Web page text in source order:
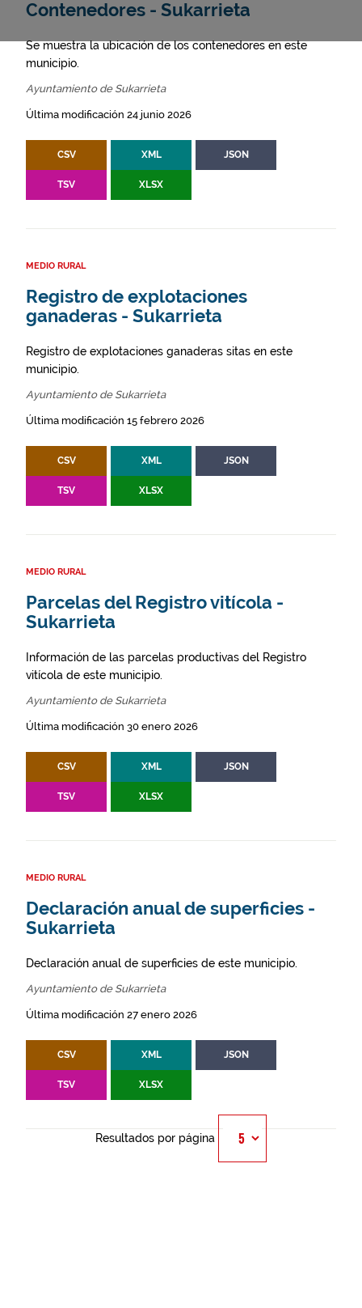
Contenedores - Sukarrieta
Se muestra la ubicación de los contenedores en este
municipio.
Ayuntamiento de Sukarrieta
Última modificación 24 junio 2026
CSV XML JSON
TSV XLSX
MEDIO RURAL
Registro de explotaciones
ganaderas - Sukarrieta
Registro de explotaciones ganaderas sitas en este
municipio.
Ayuntamiento de Sukarrieta
Última modificación 15 febrero 2026
CSV XML JSON
TSV XLSX
MEDIO RURAL
Parcelas del Registro vitícola -
Sukarrieta
Información de las parcelas productivas del Registro
vitícola de este municipio.
Ayuntamiento de Sukarrieta
Última modificación 30 enero 2026
CSV XML JSON
TSV XLSX
MEDIO RURAL
Declaración anual de superficies -
Sukarrieta
Declaración anual de superficies de este municipio.
Ayuntamiento de Sukarrieta
Última modificación 27 enero 2026
CSV XML JSON
TSV XLSX
Resultados por página